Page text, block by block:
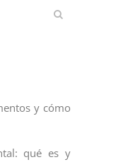
y cómo
qué es y